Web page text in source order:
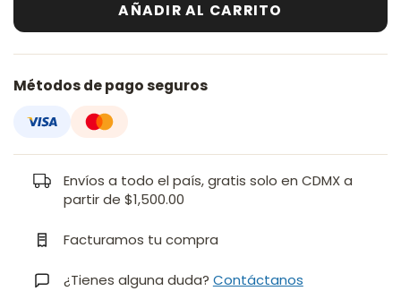
AÑADIR AL CARRITO
Métodos de pago seguros
Envíos a todo el país, gratis solo en CDMX a
partir de $1,500.00
Facturamos tu compra
¿Tienes alguna duda? Contáctanos